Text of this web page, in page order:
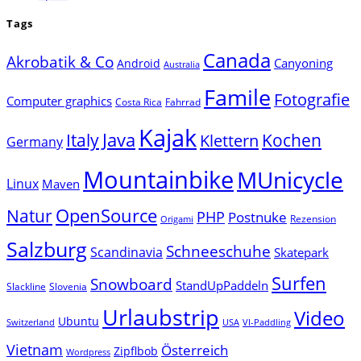
Tags
Akrobatik & Co Android Australia Canada Canyoning
Computer graphics Costa Rica Fahrrad Famile Fotografie
Germany Italy Java Kajak Klettern Kochen
Linux Maven MountainbikeMUnicycle
NaturOpenSource Origami PHP Postnuke Rezension
SalzburgScandinavia Schneeschuhe Skatepark
Slackline Slovenia Snowboard StandUpPaddeln Surfen
Switzerland Ubuntu Urlaubstrip USA VI-Paddling Video
Vietnam Wordpress Zipflbob Österreich